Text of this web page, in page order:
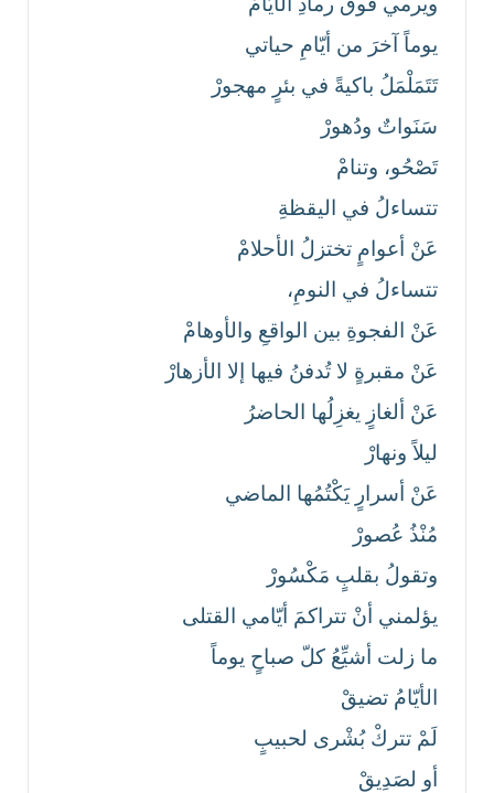
يوماً آخرَ من أيّامِ حياتي
تَتَمَلْمَلُ باكيةً في بئرٍ مهجورْ
سَنَواتٌ ودُهورْ
تَصْحُو، وتنامْ
تتساءلُ في اليقظةِ
عَنْ أعوامٍ تختزلُ الأحلامْ
تتساءلُ في النومِ،
عَنْ الفجوةِ بين الواقعِ والأوهامْ
عَنْ مقبرةٍ لا تُدفنُ فيها إلا الأزهارْ
عَنْ ألغازٍ يغزِلُها الحاضرُ
ليلاً ونهارْ
عَنْ أسرارٍ يَكْتُمُها الماضي
مُنْذُ عُصورْ
وتقولُ بقلبٍ مَكْسُورْ
يؤلمني أنْ تتراكمَ أيّامي القتلى
ما زلت أشيِّعُ كلّ صباحٍ يوماً
الأيّامُ تضيقْ
لَمْ تتركْ بُشْرى لحبيبٍ
أو لصَدِيقْ